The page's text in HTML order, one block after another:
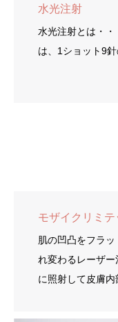
水光注射
水光注射とは・・・ 専用治療器のダーマシャ
は、1ショット9針
モザイクリミテ
肌の凹凸をフラ
れ変わるレーザ
に照射して皮膚